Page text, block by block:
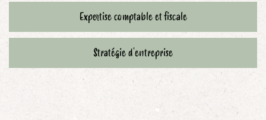
Expertise comptable et fiscale
Stratégie d'entreprise